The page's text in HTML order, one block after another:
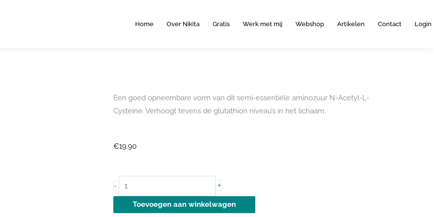
Home Over Nikita Gratis Werk met mij Webshop Artikelen Contact Login
Een goed opneembare vorm van dit semi-essentiële aminozuur N-Acetyl-L-
Cysteïne. Verhoogt tevens de glutathion niveau’s in het lichaam.
€19.90
-
Acetyl-
+
Toevoegen aan winkelwagen